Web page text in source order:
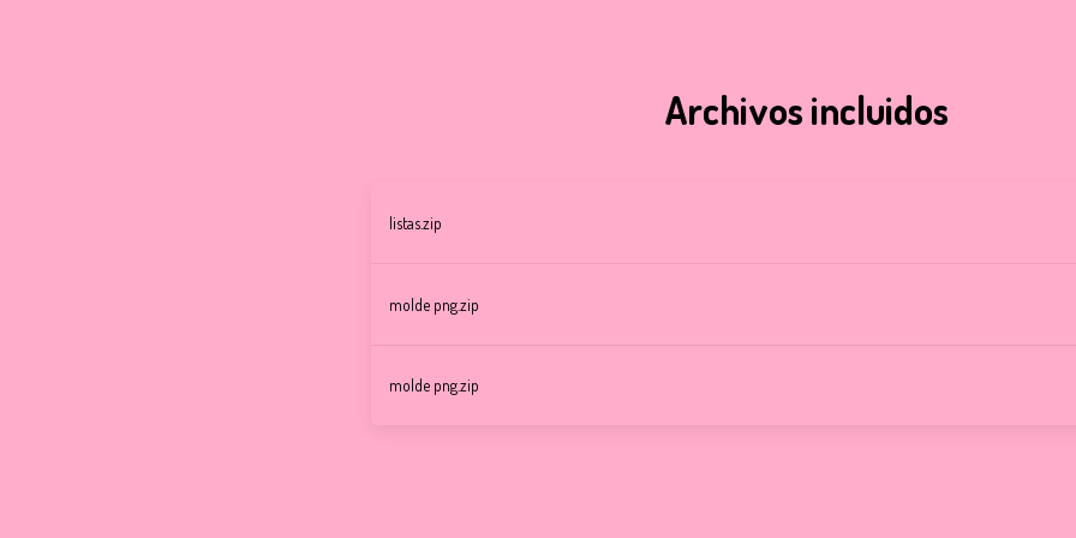
Archivos incluidos
listas.zip
molde png.zip
molde png.zip